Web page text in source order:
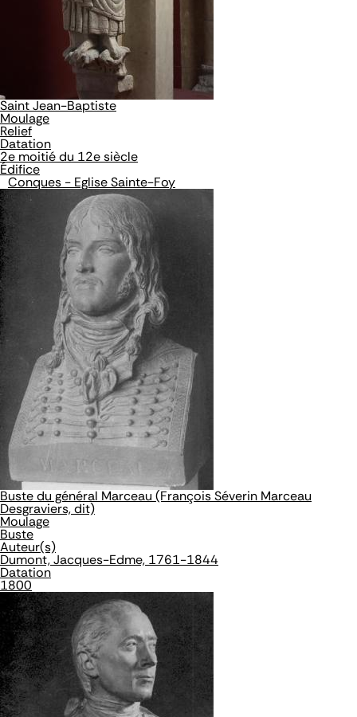
Saint Jean-Baptiste
Moulage
Relief
Datation
2e moitié du 12e siècle
Édifice
Conques - Eglise Sainte-Foy
Buste du général Marceau (François Séverin Marceau
Desgraviers, dit)
Moulage
Buste
Auteur(s)
Dumont, Jacques-Edme, 1761-1844
Datation
1800